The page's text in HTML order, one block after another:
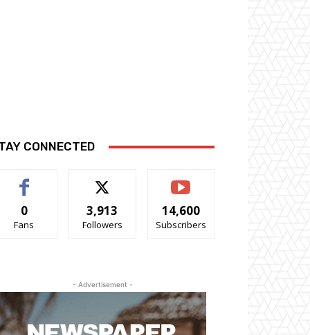
CONNECTED
0
Fans
3,913
Followers
14,600
Subscribers
- Advertisement -